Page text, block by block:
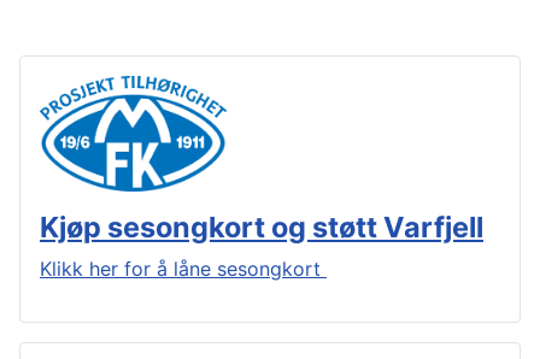
Kjøp sesongkort og støtt Varfjell
Klikk her for å låne sesongkort